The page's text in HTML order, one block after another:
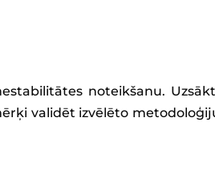
noteikšanu.
validēt izvēlēto